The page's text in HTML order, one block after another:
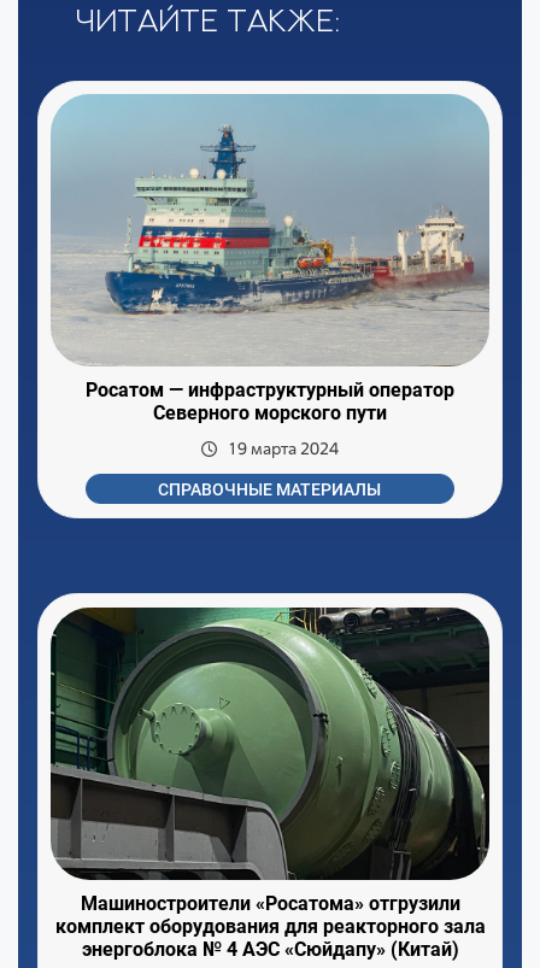
Читайте также:
Росатом — инфраструктурный оператор
Северного морского пути
19 марта 2024
СПРАВОЧНЫЕ МАТЕРИАЛЫ
Машиностроители «Росатома» отгрузили
комплект оборудования для реакторного зала
энергоблока № 4 АЭС «Сюйдапу» (Китай)